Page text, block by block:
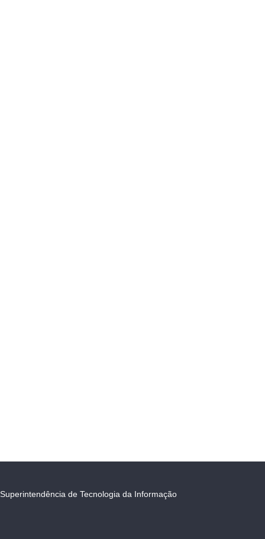
Superintendência de Tecnologia da Informação